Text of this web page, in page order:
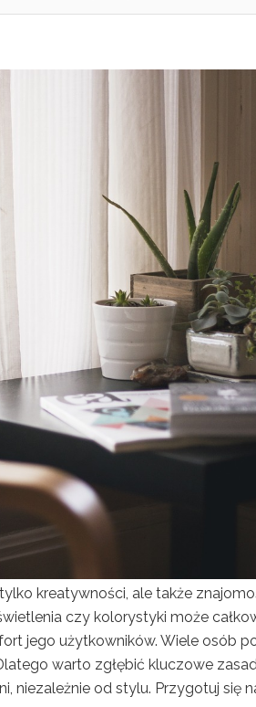
kreatywności, ale także
czy kolorystyki może
jego użytkowników. Wiele osób
warto zgłębić kluczowe
niezależnie od stylu. Przygotuj się